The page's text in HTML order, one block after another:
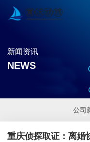
新闻资讯
NEWS
公司
重庆侦探取证：离婚